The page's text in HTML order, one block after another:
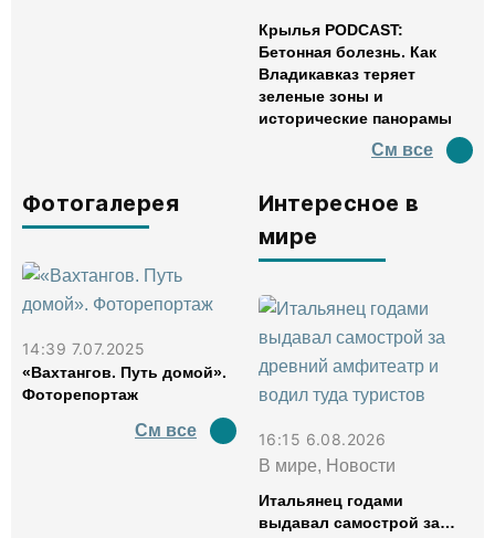
Крылья PODCAST:
Бетонная болезнь. Как
Владикавказ теряет
зеленые зоны и
исторические панорамы
См все
Фотогалерея
14:39 7.07.2025
«Вахтангов. Путь домой».
Фоторепортаж
См все
Интересное в
мире
16:15 6.08.2026
В мире, Новости
Итальянец годами
выдавал самострой за